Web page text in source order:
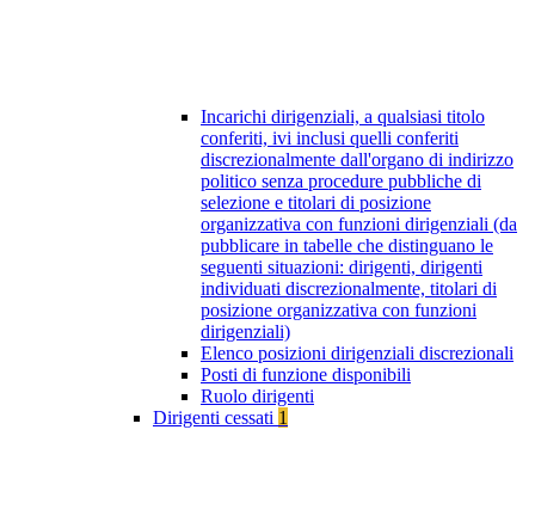
Incarichi dirigenziali, a qualsiasi titolo
conferiti, ivi inclusi quelli conferiti
discrezionalmente dall'organo di indirizzo
politico senza procedure pubbliche di
selezione e titolari di posizione
organizzativa con funzioni dirigenziali (da
pubblicare in tabelle che distinguano le
seguenti situazioni: dirigenti, dirigenti
individuati discrezionalmente, titolari di
posizione organizzativa con funzioni
dirigenziali)
Elenco posizioni dirigenziali discrezionali
Posti di funzione disponibili
Ruolo dirigenti
Dirigenti cessati 1